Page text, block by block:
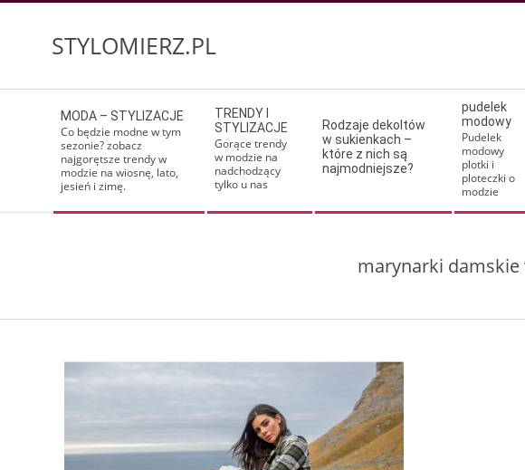
STYLOMIERZ.PL
Navigation
Menu
MODA – STYLIZACJE
Co będzie modne w tym
sezonie? zobacz
najgorętsze trendy w
modzie na wiosnę, lato,
jesień i zimę.
TRENDY I
STYLIZACJE
Gorące trendy
w modzie na
nadchodzący
tylko u nas
Rodzaje dekoltów
w sukienkach –
które z nich są
najmodniejsze?
pudelek
modowy
Pudelek
modowy
plotki i
ploteczki o
modzie
marynarki